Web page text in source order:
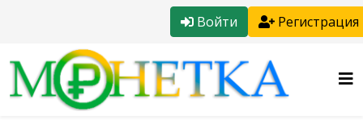
Войти Регистрация